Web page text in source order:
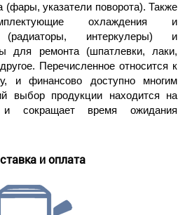
(фары, указатели поворота). Также
охлаждения и
(радиаторы, интеркулеры) и
для ремонта (шпатлевки, лаки,
Перечисленное относится к
и финансово доступно многим
выбор продукции находится на
и сокращает время ожидания
и оплата